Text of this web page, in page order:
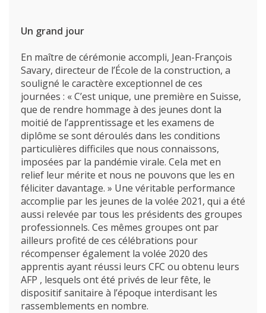
Un grand jour
En maître de cérémonie accompli, Jean-François
Savary, directeur de l’École de la construction, a
souligné le caractère exceptionnel de ces
journées : « C’est unique, une première en Suisse,
que de rendre hommage à des jeunes dont la
moitié de l’apprentissage et les examens de
diplôme se sont déroulés dans les conditions
particulières difficiles que nous connaissons,
imposées par la pandémie virale. Cela met en
relief leur mérite et nous ne pouvons que les en
féliciter davantage. » Une véritable performance
accomplie par les jeunes de la volée 2021, qui a été
aussi relevée par tous les présidents des groupes
professionnels. Ces mêmes groupes ont par
ailleurs profité de ces célébrations pour
récompenser également la volée 2020 des
apprentis ayant réussi leurs CFC ou obtenu leurs
AFP , lesquels ont été privés de leur fête, le
dispositif sanitaire à l’époque interdisant les
rassemblements en nombre.